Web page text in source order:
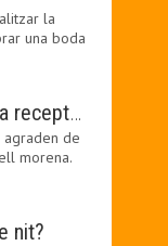
la
una boda
Hidratació i exfoliació, la recepta per mantenir el bronzejat
agraden de
morena.
nit?